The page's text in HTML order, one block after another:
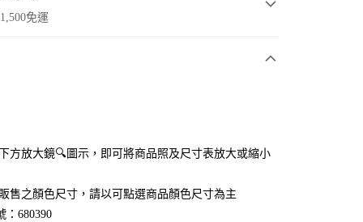
免運
方放大鏡🔍圖示，即可將商品照及尺寸表放大或縮小
售之顏色尺寸，請以可點選商品顏色尺寸為主
：680390